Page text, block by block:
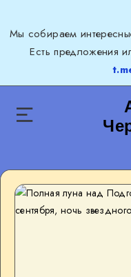
Мы собираем
Есть предложения